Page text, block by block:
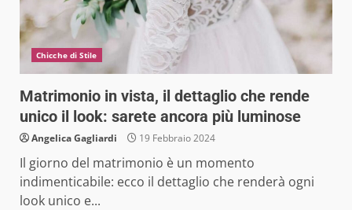
Chicche di Stile
Matrimonio in vista, il dettaglio che rende
unico il look: sarete ancora più luminose
Angelica Gagliardi 19 Febbraio 2024
Il giorno del matrimonio è un momento
indimenticabile: ecco il dettaglio che renderà ogni
look unico e...